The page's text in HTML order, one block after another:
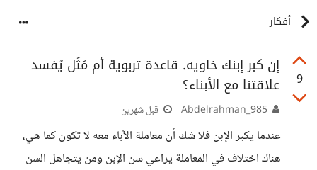
أفكار
9
إن كبر إبنك خاويه. قاعدة تربوية أم مَثَل يُفسد
علاقتنا مع الأبناء؟
قبل شهرين
عندما يكبر الإبن فلا شك أن معاملة الآباء معه لا تكون كما هي،
هناك اختلاف في المعاملة يراعي سن الإبن ومن يتجاهل السن